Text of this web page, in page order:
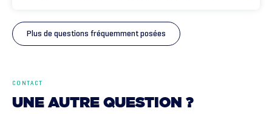
Plus de questions fréquemment posées
CONTACT
UNE AUTRE QUESTION ?